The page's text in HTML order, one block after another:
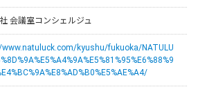
会議室コンシェルジュ
kyushu/fukuoka/NATULU